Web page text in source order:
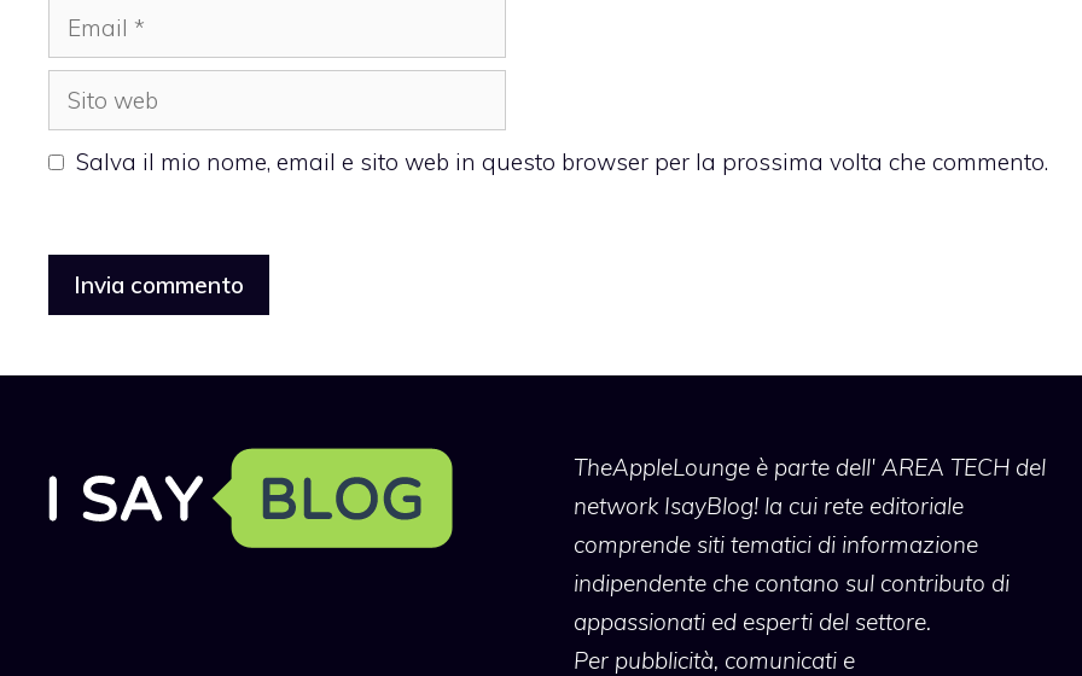
Email
Sito
web
Salva il mio nome, email e sito web in questo browser per la prossima volta che commento.
TheAppleLoungeè parte dell' AREA TECH del
network IsayBlog! la cui rete editoriale
comprende siti tematici di informazione
indipendente che contano sul contributo di
appassionati ed esperti del settore.
Per pubblicità, comunicati e